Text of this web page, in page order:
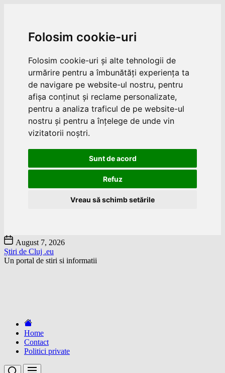
Folosim cookie-uri
Folosim cookie-uri și alte tehnologii de
urmărire pentru a îmbunătăți experiența ta
de navigare pe website-ul nostru, pentru
afișa conținut și reclame personalizate,
pentru a analiza traficul de pe website-ul
nostru și pentru a înțelege de unde vin
vizitatorii noștri.
Sunt de acord
Refuz
Vreau să schimb setările
Skip
to
the
content
August 7, 2026
Știri de Cluj .eu
Un portal de stiri si informatii
Home
Contact
Politici private